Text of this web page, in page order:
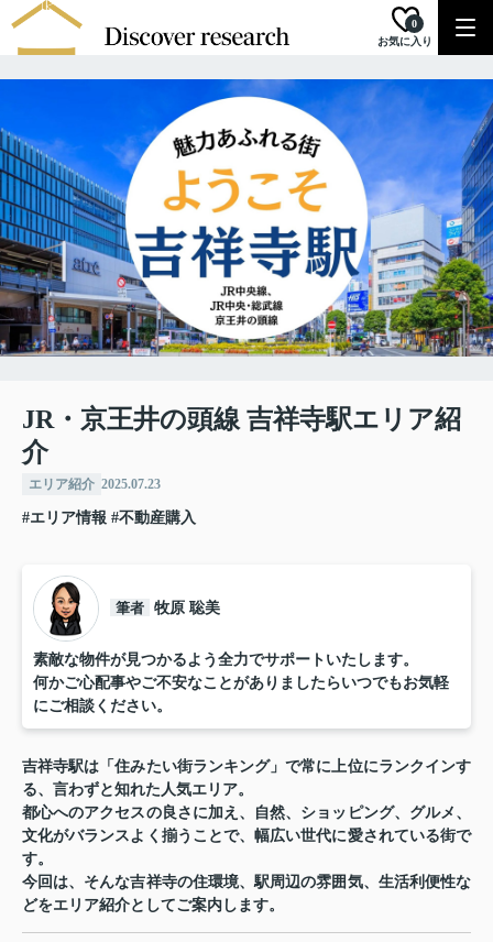
お気に入り
0
JR・京王井の頭線 吉祥寺駅エリア紹
介
エリア紹介 2025.07.23
#エリア情報 #不動産購入
筆者 牧原 聡美
素敵な物件が見つかるよう全力でサポートいたします。
何かご心配事やご不安なことがありましたらいつでもお気軽
にご相談ください。
吉祥寺駅は「住みたい街ランキング」で常に上位にランクインす
る、言わずと知れた人気エリア。
都心へのアクセスの良さに加え、自然、ショッピング、グルメ、
文化がバランスよく揃うことで、幅広い世代に愛されている街で
す。
今回は、そんな吉祥寺の住環境、駅周辺の雰囲気、生活利便性な
どをエリア紹介としてご案内します。